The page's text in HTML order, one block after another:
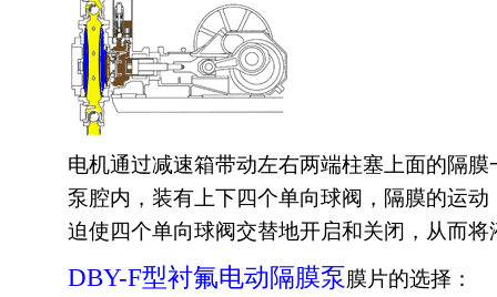
电机通过减速箱带动左右两端柱塞上面的隔
泵腔内，装有上下四个单向球阀，隔膜的运
迫使四个单向球阀交替地开启和关闭，从而
DBY-F型衬氟电动隔膜泵膜片的选择：